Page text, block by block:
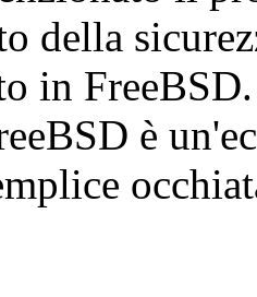
della
in FreeBSD.
è